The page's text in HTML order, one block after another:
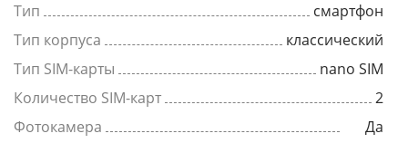
Тип
смартфон
Тип корпуса
классический
Тип SIM-карты
nano SIM
Количество SIM-карт
2
Фотокамера
Да